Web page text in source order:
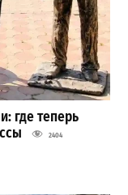
где теперь
2404